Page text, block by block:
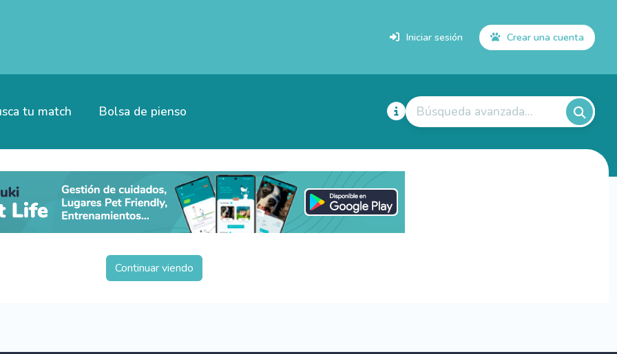
Iniciar sesión Crear una cuenta
tu match Bolsa de pienso Búsqueda avanzada...
Continuar viendo